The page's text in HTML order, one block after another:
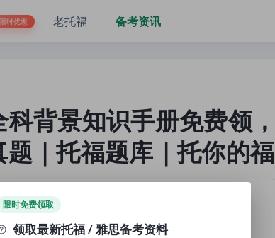
托福题库｜托你的福
限时优惠 老托福 备考资讯
背景知识手册免费领，
｜托福题库｜托你的福
可领取免费资料、近期考试回忆与机经预测。
限时免费领取
领取最新托福 / 雅思备考资料